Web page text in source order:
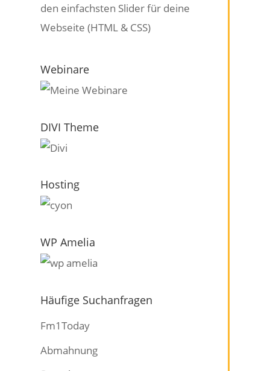
den einfachsten Slider für deine
Webseite (HTML & CSS)
Webinare
DIVI Theme
Hosting
WP Amelia
Häufige Suchanfragen
Fm1Today
Abmahnung